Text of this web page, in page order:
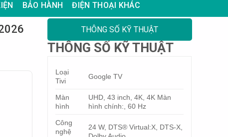
BẢO HÀNH ĐIỆN THOẠI KHÁC
THÔNG SỐ KỸ THUẬT
THÔNG SỐ KỸ THUẬT
Loại
Tivi
Google TV
Màn
hình
UHD, 43 inch, 4K, 4K Màn
hình chính:, 60 Hz
Công
nghệ
24 W, DTS® Virtual:X, DTS-X,